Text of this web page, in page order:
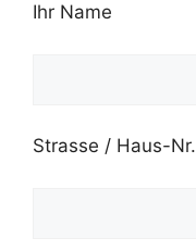
Ihr Name
Strasse / Haus-Nr.